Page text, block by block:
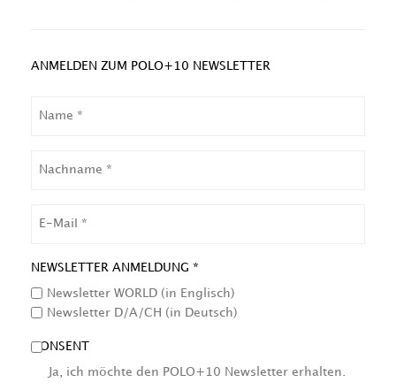
ANMELDEN ZUM POLO+10 NEWSLETTER
NEWSLETTER ANMELDUNG *
Newsletter WORLD (in Englisch)
Newsletter D/A/CH (in Deutsch)
CONSENT
Ja, ich möchte den POLO+10 Newsletter erhalten.